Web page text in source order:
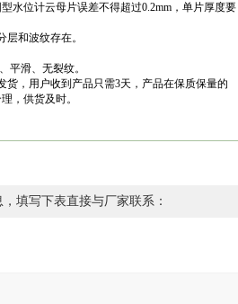
水位计云母片误差不得超过0.2mm，单片厚度要
和波纹存在。
平滑、无裂纹。
，用户收到产品只需3天，产品在保质保量的
，供货及时。
填写下表直接与厂家联系：